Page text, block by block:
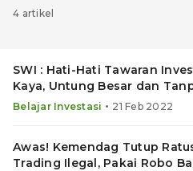
4 artikel
SWI : Hati-Hati Tawaran
Kaya, Untung Besar dan
Belajar Investasi • 21 Feb 2022
Awas! Kemendag Tutup
Trading Ilegal, Pakai Robo